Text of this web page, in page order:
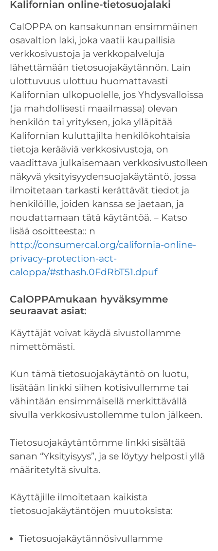
Kalifornian online-tietosuojalaki
CalOPPA on kansakunnan ensimmäinen
osavaltion laki, joka vaatii kaupallisia
verkkosivustoja ja verkkopalveluja
lähettämään tietosuojakäytännön. Lain
ulottuvuus ulottuu huomattavasti
Kalifornian ulkopuolelle, jos Yhdysvalloissa
(ja mahdollisesti maailmassa) olevan
henkilön tai yrityksen, joka ylläpitää
Kalifornian kuluttajilta henkilökohtaisia ​​
tietoja kerääviä verkkosivustoja, on
vaadittava julkaisemaan verkkosivustolleen
näkyvä yksityisyydensuojakäytäntö, jossa
ilmoitetaan tarkasti kerättävät tiedot ja
henkilöille, joiden kanssa se jaetaan, ja
noudattamaan tätä käytäntöä. – Katso
lisää osoitteesta:: n
http://consumercal.org/california-online-
privacy-protection-act-
caloppa/#sthash.0FdRbT51.dpuf
CalOPPAmukaan hyväksymme
seuraavat asiat:
Käyttäjät voivat käydä sivustollamme
nimettömästi.
Kun tämä tietosuojakäytäntö on luotu,
lisätään linkki siihen kotisivullemme tai
vähintään ensimmäisellä merkittävällä
sivulla verkkosivustollemme tulon jälkeen.
Tietosuojakäytäntömme linkki sisältää
sanan “Yksityisyys”, ja se löytyy helposti yllä
määritetyltä sivulta.
Käyttäjille ilmoitetaan kaikista
tietosuojakäytäntöjen muutoksista:
Tietosuojakäytännösivullamme